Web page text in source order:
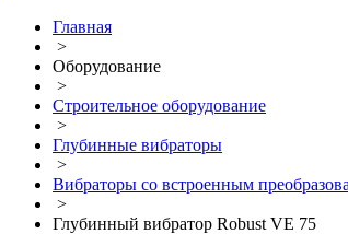
Главная
>
Оборудование
>
Строительное оборудование
>
Глубинные вибраторы
>
Вибраторы со встроенным
>
Глубинный вибратор Robust VE 75